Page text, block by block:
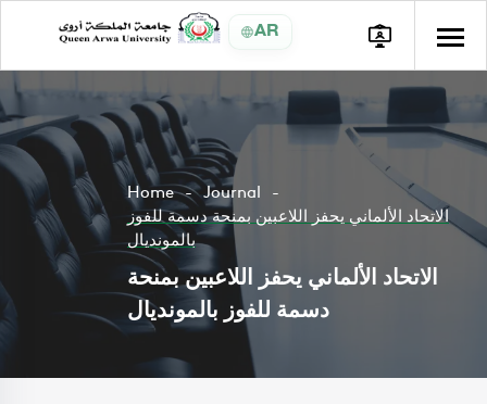
AR
Home
Journal
الاتحاد الألماني يحفز اللاعبين بمنحة دسمة للفوز
بالمونديال
الاتحاد الألماني يحفز اللاعبين بمنحة
دسمة للفوز بالمونديال